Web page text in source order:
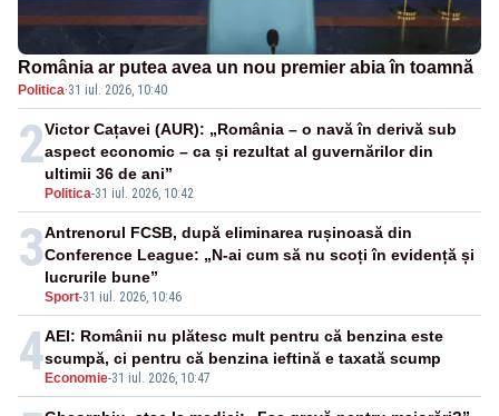
România ar putea avea un nou premier abia în toamnă
Politica·31 iul. 2026, 10:40
2
Politica-31 iul. 2026, 10:42
Victor Cațavei (AUR): „România – o navă în derivă sub
aspect economic – ca și rezultat al guvernărilor din
ultimii 36 de ani”
3
Sport-31 iul. 2026, 10:46
Antrenorul FCSB, după eliminarea rușinoasă din
Conference League: „N-ai cum să nu scoți în evidență și
lucrurile bune”
4 Economie-31 iul. 2026, 10:47
AEI: Românii nu plătesc mult pentru că benzina este
scumpă, ci pentru că benzina ieftină e taxată scump